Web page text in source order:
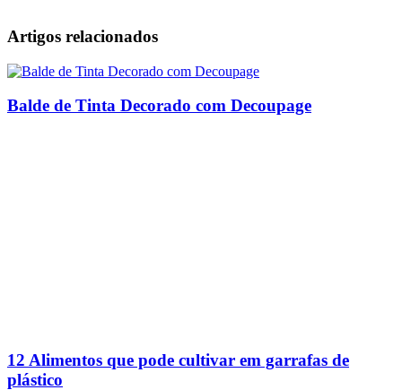
Artigos relacionados
Balde de Tinta Decorado com Decoupage
12 Alimentos que pode cultivar em garrafas de
plástico